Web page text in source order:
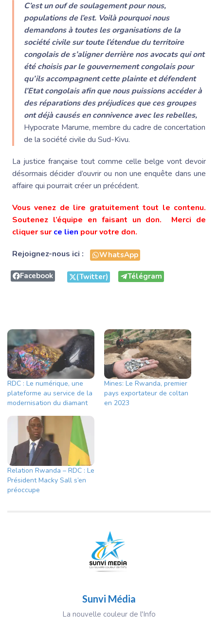
C’est un ouf de soulagement pour nous,
populations de l’est. Voilà pourquoi nous
demandons à toutes les organisations de la
société civile sur toute l’étendue du territoire
congolais de s’aligner derrière nos avocats qui ont
été choisis par le gouvernement congolais pour
qu’ils accompagnent cette plainte et défendent
l’Etat congolais afin que nous puissions accéder à
des réparations des préjudices que ces groupes
ont déjà causés en connivence avec les rebelles,
Hypocrate Marume, membre du cadre de concertation
de la société civile du Sud-Kivu.
La justice française tout comme celle belge vont devoir
désormais décider d’ouvrir ou non une enquête dans une
affaire qui pourrait créer un précédent.
Vous venez de lire gratuitement tout le contenu.
Soutenez l’équipe en faisant un don. Merci de
cliquer sur ce lien pour votre don.
Rejoignez-nous ici : WhatsApp
Facebook (Twitter) Télégram
RDC : Le numérique, une
plateforme au service de la
modernisation du diamant
Mines: Le Rwanda, premier
pays exportateur de coltan
en 2023
Relation Rwanda – RDC : Le
Président Macky Sall s’en
préoccupe
Sunvi Média
La nouvelle couleur de l'Info